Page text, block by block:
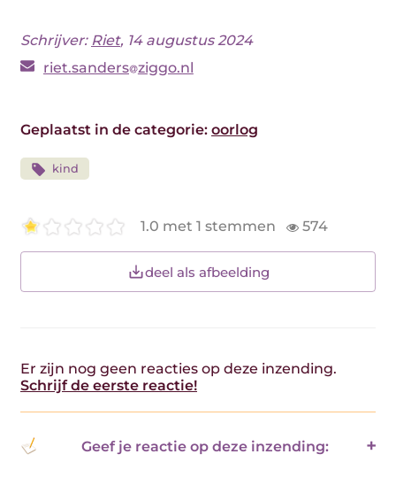
Schrijver: Riet, 14 augustus 2024
riet.sanders ziggo.nl
Geplaatst in de categorie: oorlog
kind
1.0 met 1 stemmen 574
deel als afbeelding
Er zijn nog geen reacties op deze inzending.
Schrijf de eerste reactie!
Geef je reactie op deze inzending: